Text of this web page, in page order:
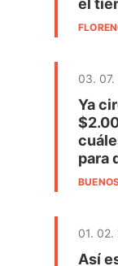
el
03. 07.
Ya
para
01. 02.
Así